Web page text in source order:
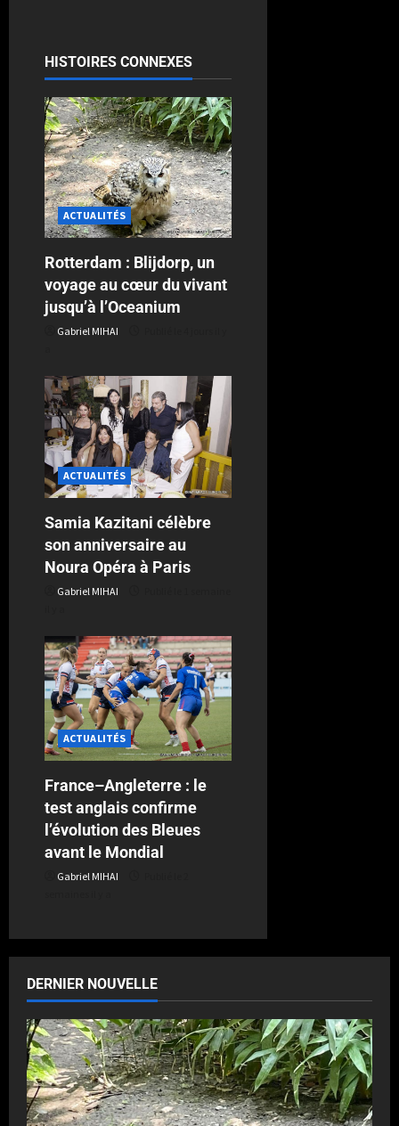
HISTOIRES CONNEXES
ACTUALITÉS
Rotterdam : Blijdorp, un
voyage au cœur du vivant
jusqu’à l’Oceanium
Gabriel MIHAI
ACTUALITÉS
Samia Kazitani célèbre
son anniversaire au
Noura Opéra à Paris
Gabriel MIHAI
ACTUALITÉS
France–Angleterre : le
test anglais confirme
l’évolution des Bleues
avant le Mondial
Gabriel MIHAI
DERNIER NOUVELLE